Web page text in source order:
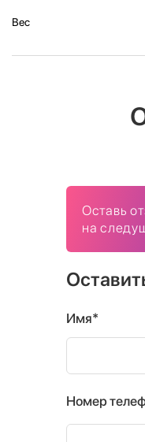
Вес
Оставь
на
Имя*
Номер